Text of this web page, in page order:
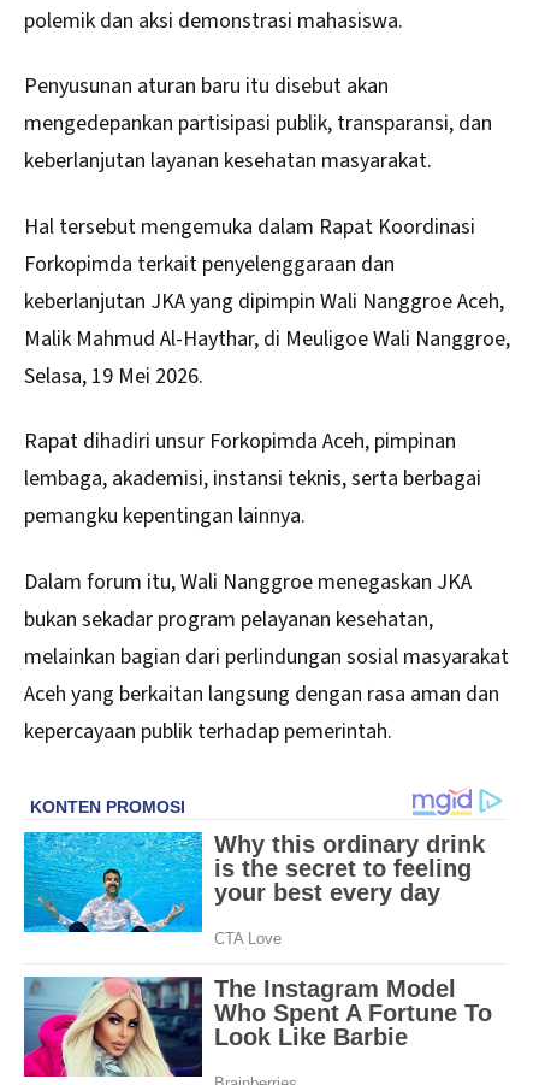
polemik dan aksi demonstrasi mahasiswa.
Penyusunan aturan baru itu disebut akan
mengedepankan partisipasi publik, transparansi, dan
keberlanjutan layanan kesehatan masyarakat.
Hal tersebut mengemuka dalam Rapat Koordinasi
Forkopimda terkait penyelenggaraan dan
keberlanjutan JKA yang dipimpin Wali NanggroeAceh,
Malik Mahmud Al-Haythar, di Meuligoe Wali Nanggroe,
Selasa, 19 Mei 2026.
Rapat dihadiri unsur Forkopimda Aceh, pimpinan
lembaga, akademisi, instansi teknis, serta berbagai
pemangku kepentingan lainnya.
Dalam forum itu, Wali Nanggroe menegaskan JKA
bukan sekadar program pelayanan kesehatan,
melainkan bagian dari perlindungan sosial masyarakat
Aceh yang berkaitan langsung dengan rasa aman dan
kepercayaan publik terhadap pemerintah.